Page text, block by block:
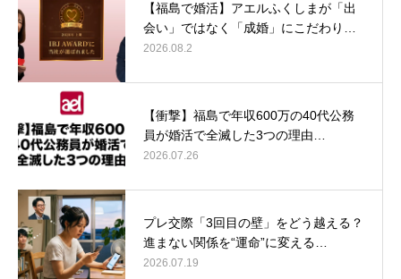
【福島で婚活】アエルふくしまが「出
会い」ではなく「成婚」にこだわり…
2026.08.2
【衝撃】福島で年収600万の40代公務
員が婚活で全滅した3つの理由…
2026.07.26
プレ交際「3回目の壁」をどう越える？
進まない関係を“運命”に変える…
2026.07.19